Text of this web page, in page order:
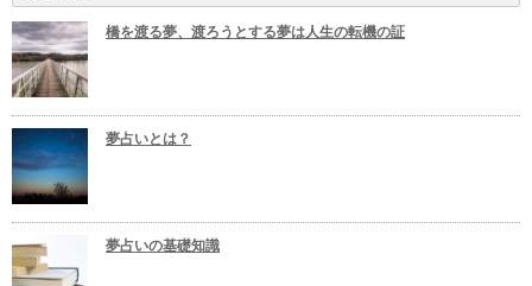
橋を渡る夢、渡ろうとする夢は人生の転機の証
夢占いとは？
夢占いの基礎知識